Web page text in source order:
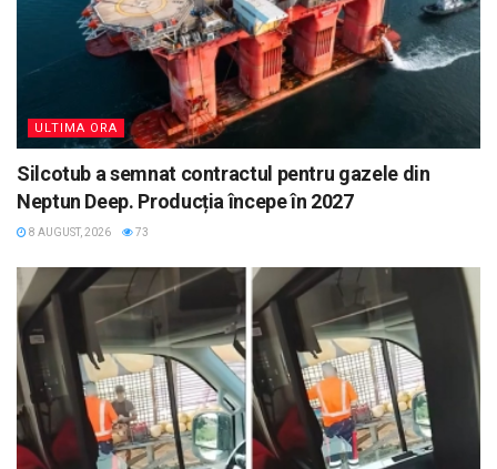
ULTIMA ORA
Silcotub a semnat contractul pentru gazele din
Neptun Deep. Producția începe în 2027
8 AUGUST, 2026 73